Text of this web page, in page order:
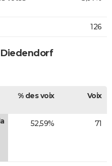
126
% des voix Voix
52,59% 71